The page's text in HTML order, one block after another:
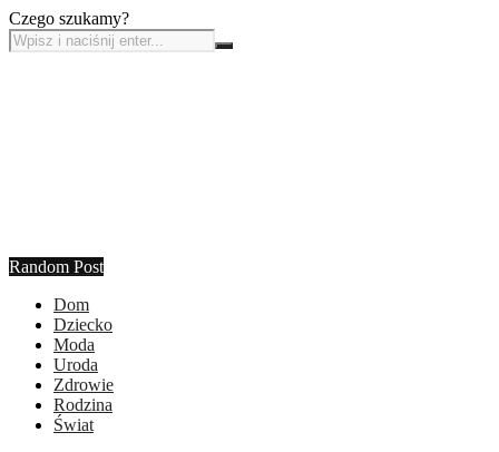
Czego szukamy?
Random Post
Dom
Dziecko
Moda
Uroda
Zdrowie
Rodzina
Świat